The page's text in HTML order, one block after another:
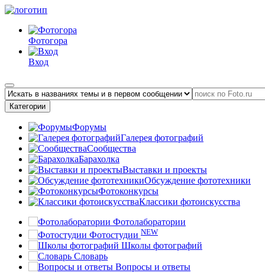
Фотогора
Вход
Категории
Форумы
Галерея фотографий
Сообщества
Барахолка
Выставки и проекты
Обсуждение фототехники
Фотоконкурсы
Классики фотоискусства
Фотолаборатории
Фотостудии NEW
Школы фотографий
Словарь
Вопросы и ответы